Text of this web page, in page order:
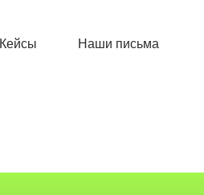
Кейсы Наши письма